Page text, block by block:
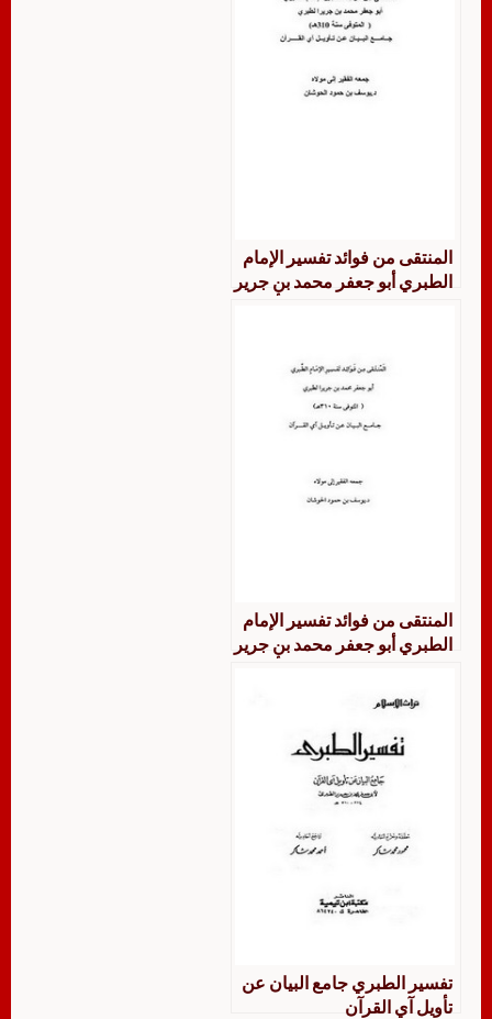
المنتقى من فوائد تفسير الإمام
الطبري أبو جعفر محمد بن جرير
المنتقى من فوائد تفسير الإمام
الطبري أبو جعفر محمد بن جرير
تفسير الطبري جامع البيان عن
تأويل آي القرآن